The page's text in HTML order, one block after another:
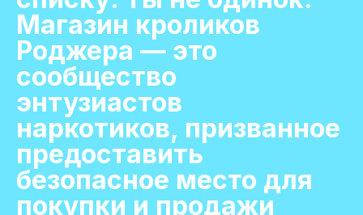
Магазин кроликов
Роджера — это
сообщество
энтузиастов
наркотиков, призванное
предоставить
безопасное место для
покупки и продажи